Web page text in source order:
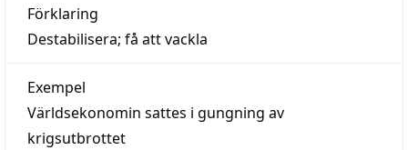
Förklaring
Destabilisera; få att vackla
Exempel
Världsekonomin sattes i gungning av
krigsutbrottet